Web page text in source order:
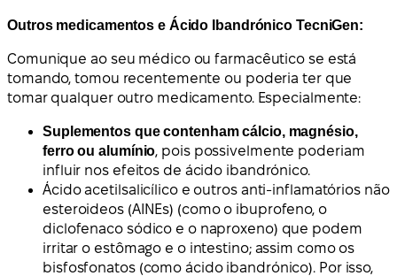
Outros medicamentos e Ácido Ibandrónico TecniGen:
Comunique ao seu médico ou farmacêutico se está
tomando, tomou recentemente ou poderia ter que
tomar qualquer outro medicamento. Especialmente:
Suplementos que contenham cálcio, magnésio,
ferro ou alumínio, pois possivelmente poderiam
influir nos efeitos de ácido ibandrónico.
Ácido acetilsalicílico e outros anti-inflamatórios não
esteroideos (AINEs) (como o ibuprofeno, o
diclofenaco sódico e o naproxeno) que podem
irritar o estômago e o intestino; assim como os
bisfosfonatos (como ácido ibandrónico). Por isso,